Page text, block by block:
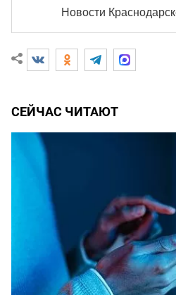
Новости
СЕЙЧАС ЧИТАЮТ